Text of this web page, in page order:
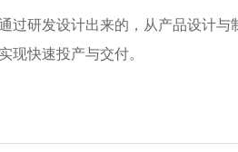
过研发设计出来的，从产品设计
现快速投产与交付。